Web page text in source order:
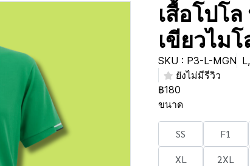
เสื้อโปโ
เขียวไมโ
SKU : P3-L-MGN
ยังไม่มีรีวิว
฿180
ขนาด
SS F1
XL
2XL